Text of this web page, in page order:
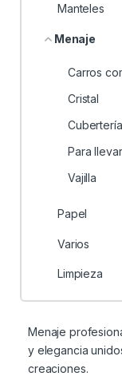
Manteles
Menaje
Carros
Cristal
Cubertería
Para llevar
Vajilla
Papel
Varios
Limpieza
Menaje
y elegancia
creaciones.